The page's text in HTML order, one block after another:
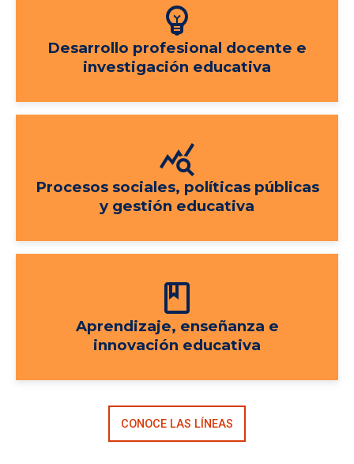
emoji_objects
Desarrollo profesional docente e
investigación educativa
query_stats
Procesos sociales, políticas públicas
y gestión educativa
book
Aprendizaje, enseñanza e
innovación educativa
CONOCE LAS LÍNEAS